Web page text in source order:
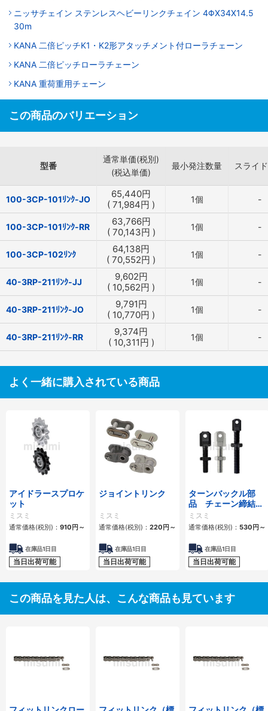
ニッサチェイン ステンレスヘビーリンクチェイン 4ΦX34X14.5
30m
KANA 二倍ピッチK1・K2形アタッチメント付ローラチェーン
KANA 二倍ピッチローラチェーン
KANA 重荷重用チェーン
この商品のバリエーション
型番
通常単価(税別)
(税込単価)
最小発注数量 スライ
100-3CP-101ﾘﾝｸ-JO 65,440円
( 71,984円 ) 1個 -
100-3CP-101ﾘﾝｸ-RR 63,766円
( 70,143円 ) 1個 -
100-3CP-102ﾘﾝｸ 64,138円
( 70,552円 ) 1個 -
40-3RP-211ﾘﾝｸ-JJ 9,602円
( 10,562円 ) 1個 -
40-3RP-211ﾘﾝｸ-JO 9,791円
( 10,770円 ) 1個 -
40-3RP-211ﾘﾝｸ-RR 9,374円
( 10,311円 ) 1個 -
よく一緒に購入されている商品
アイドラースプロケ
ット
ミスミ
通常価格(税別)： 910円～
在庫品1日目
当日出荷可能
ジョイントリンク
ミスミ
通常価格(税別)： 220円～
在庫品1日目
当日出荷可能
ターンバックル部
品 チェーン締結
用 スタンダードタ
イプ・ロングタイプ
ミスミ
通常価格(税別)： 530円～
在庫品1日目
当日出荷可能
この商品を見た人は、こんな商品も見ています